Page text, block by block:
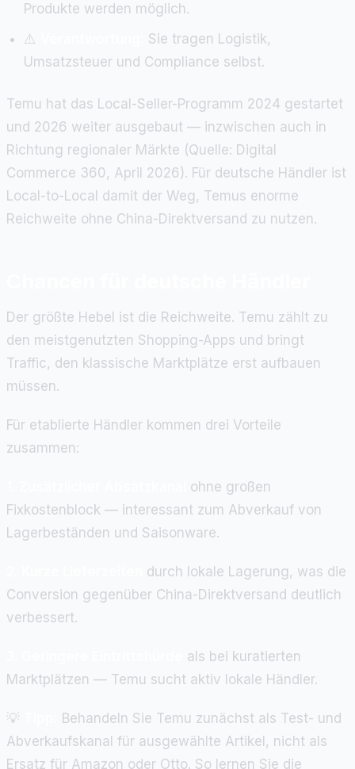
Produkte werden möglich.
⚠️
Sie tragen Logistik,
Umsatzsteuer und Compliance selbst.
Temu hat das Local-Seller-Programm 2024 gestartet
und 2026 weiter ausgebaut — inzwischen auch in
Richtung regionaler Märkte (Quelle: Digital
Commerce 360, April 2026). Für deutsche Händler ist
Local-to-Local damit der Weg, Temus enorme
Reichweite ohne China-Direktversand zu nutzen.
Der größte Hebel ist die Reichweite. Temu zählt zu
den meistgenutzten Shopping-Apps und bringt
Traffic, den klassische Marktplätze erst aufbauen
müssen.
Für etablierte Händler kommen drei Vorteile
zusammen:
ohne großen
Fixkostenblock — interessant zum Abverkauf von
Lagerbeständen und Saisonware.
durch lokale Lagerung, was die
Conversion gegenüber China-Direktversand deutlich
verbessert.
als bei kuratierten
Marktplätzen — Temu sucht aktiv lokale Händler.
💡
Behandeln Sie Temu zunächst als Test- und
Abverkaufskanal für ausgewählte Artikel, nicht als
Ersatz für Amazon oder Otto. So lernen Sie die